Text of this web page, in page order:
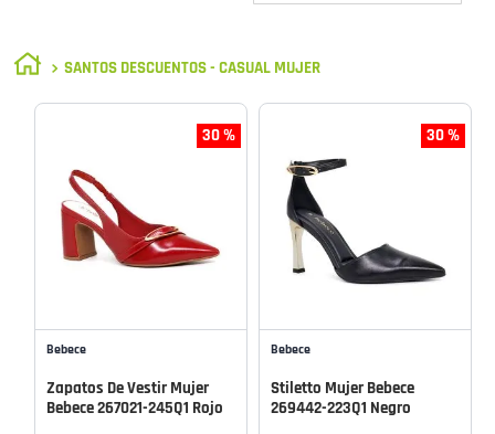
SANTOS DESCUENTOS - CASUAL MUJER
30 %
Bebece
Zapatos De Vestir Mujer
Bebece 267021-245Q1 Rojo
30 %
Bebece
Stiletto Mujer Bebece
269442-223Q1 Negro